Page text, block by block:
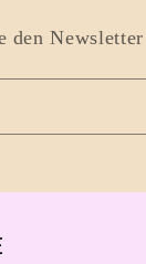
den Newsletter